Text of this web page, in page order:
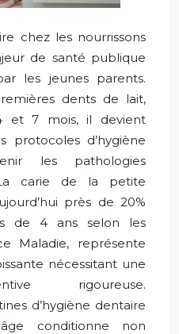
chez les nourrissons
de santé publique
les jeunes parents.
dents de lait,
et 7 mois, il devient
protocoles d’hygiène
les pathologies
carie de la petite
près de 20%
de 4 ans selon les
Maladie, représente
nécessitant une
rigoureuse.
d’hygiène dentaire
conditionne non